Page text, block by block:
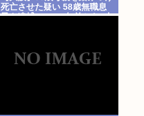
死亡させた疑い 58歳無職息
子を逮捕 13～14年前から2人